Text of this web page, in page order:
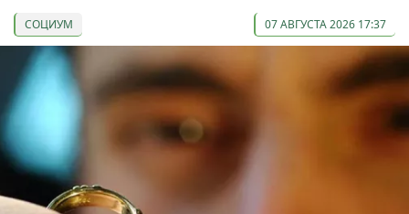
СОЦИУМ 07 АВГУСТА 2026 17:37